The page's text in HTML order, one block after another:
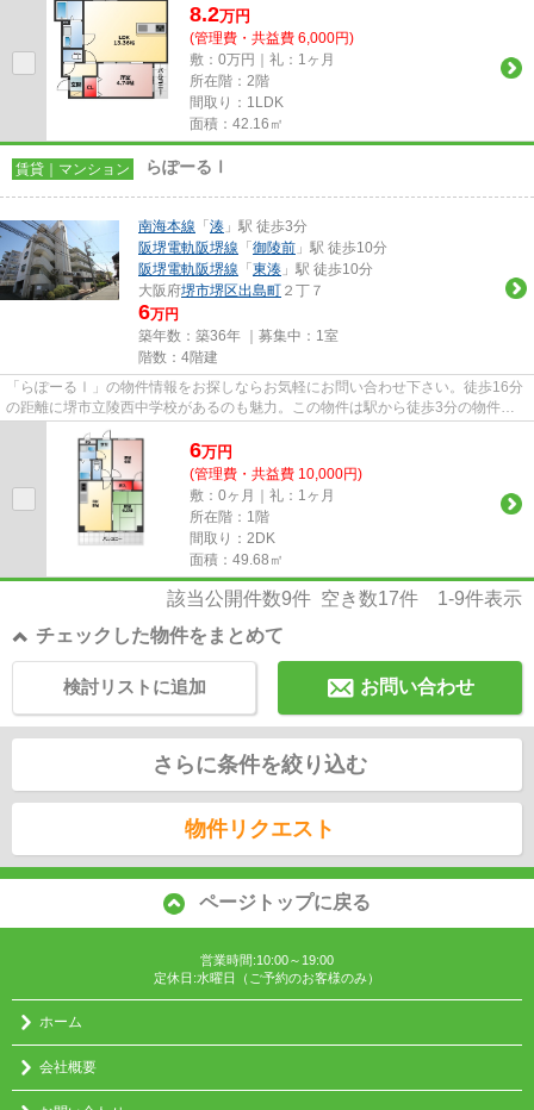
8.2万円
(管理費・共益費 6,000円)
敷：0万円｜礼：1ヶ月
所在階：2階
間取り：1LDK
面積：42.16㎡
賃貸｜マンション らぽーるⅠ
南海本線 「 湊 」駅 徒歩3分
阪堺電軌阪堺線 「 御陵前 」駅 徒歩10分
阪堺電軌阪堺線 「 東湊 」駅 徒歩10分
大阪府堺市堺区出島町 ２丁７
6万円
築年数：築36年 ｜募集中： 1室
階数：4階建
「らぽーるⅠ」の物件情報をお探しならお気軽にお問い合わせ下さい。徒歩16分
の距離に堺市立陵西中学校があるのも魅力。この物件は駅から徒歩3分の物件で
す。自走式駐車場が併設された...
6万円
(管理費・共益費 10,000円)
敷：0ヶ月｜礼：1ヶ月
所在階：1階
間取り：2DK
面積：49.68㎡
該当公開件数9件 空き数17件 1-9件表示
チェックした物件をまとめて
お問い合わせ
検討リストに追加
さらに条件を絞り込む
物件リクエスト
ページトップに戻る
営業時間:10:00～19:00
定休日:水曜日（ご予約のお客様のみ）
ホーム
会社概要